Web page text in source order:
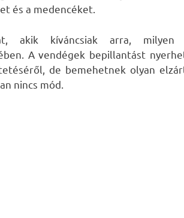
és a medencéket.
akik kíváncsiak arra, milyen
A vendégek bepillantást
de bemehetnek olyan
nincs mód.